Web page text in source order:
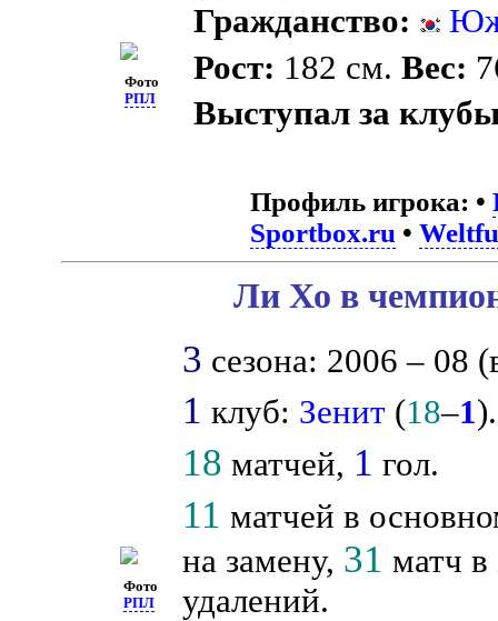
Фото
РПЛ
Гражданство:
Рост: 182 см.Вес:
Выступал за
Профиль игрока: •
Sportbox.ru •
Фото
РПЛ
Ли Хо в
3 сезона: 2006 – 08
1 клуб: Зенит (18–1).
18 матчей, 1 гол.
11 матчей в
на замену, 31 матч в
удалений.